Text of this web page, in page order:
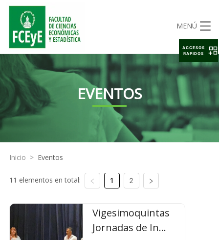
MENÚ
EVENTOS
Inicio > Eventos
11 elementos en total: 1 2
Vigesimoquintas
Jornadas de In...
ACCESOS
RAPIDOS